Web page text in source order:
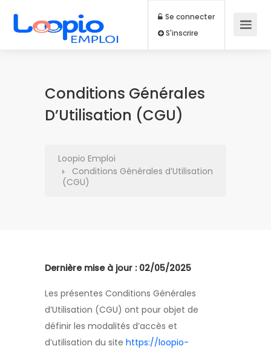
Se connecter
S'inscrire
Conditions Générales
D’Utilisation (CGU)
Loopio Emploi
Conditions Générales d’Utilisation
(CGU)
Dernière mise à jour : 02/05/2025
Les présentes Conditions Générales
d’Utilisation (CGU) ont pour objet de
définir les modalités d’accès et
d’utilisation du site https://loopio-